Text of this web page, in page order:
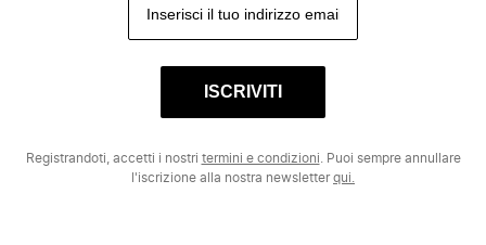
ISCRIVITI
Registrandoti, accetti i nostri termini e condizioni . Puoi sempre annullare
l'iscrizione alla nostra newsletterqui.